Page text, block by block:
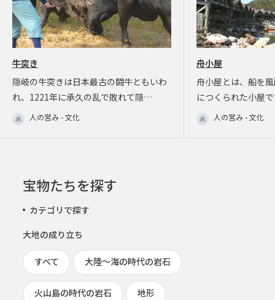
牛突き
隠岐の牛突きは日本最古の闘牛ともいわ
れ、1221年に承久の乱で敗れて隠…
人の営み - 文化
舟小屋
舟小屋とは、船を
につくられた小屋
人の営み - 文化
宝物たちを探す
カテゴリで探す
大地の成り立ち
すべて 大陸～海の時代の岩石
火山島の時代の岩石 地形